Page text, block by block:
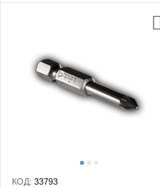
КОД: 33793